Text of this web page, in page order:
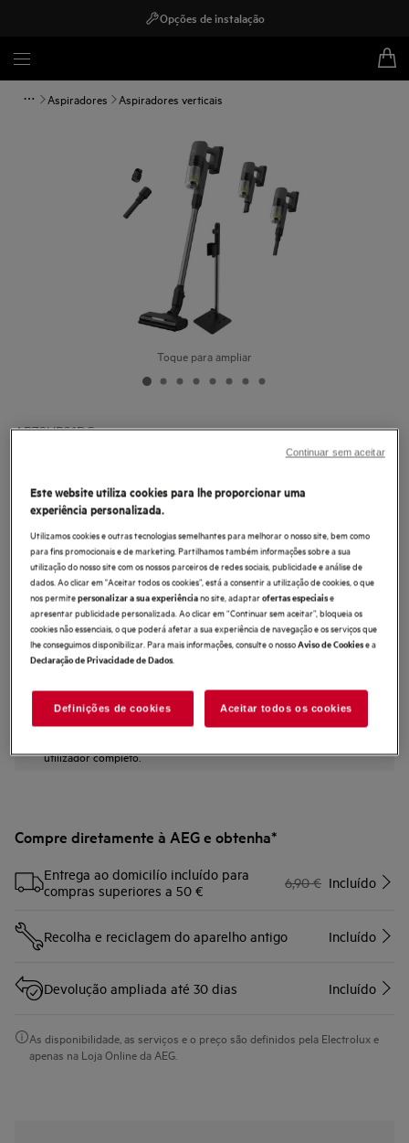
Opções de instalação
Aspiradores Aspiradores verticais
Toque para ampliar
AP72UB21DG
Aspirador vertical Série 7000 de 40
0 (0)
Benefícios
Potente, leve e versátil, tudo num só aparelho.
Leve. Potente. Sem esforço.
Mais potência, durante mais tempo*, com menos manutenção
As instruções e avisos de segurança de acordo com o
regulamento da UE 2023/988 estão listados no manual do
utilizador completo.
Compre diretamente à AEG e obtenha*
Entrega ao domicilío incluído para
compras superiores a 50 €
6,90 € Incluído
Recolha e reciclagem do aparelho antigo Incluído
Devolução ampliada até 30 dias Incluído
As disponibilidade, as serviços e o preço são definidos pela Electrolux e
apenas na Loja Online da AEG.
Este website utiliza cookies para lhe proporcionar uma
experiência personalizada.
Utilizamos cookies e outras tecnologias semelhantes para melhorar o nosso site, bem como
para fins promocionais e de marketing. Partilhamos também informações sobre a sua
utilização do nosso site com os nossos parceiros de redes sociais, publicidade e análise de
dados. Ao clicar em "Aceitar todos os cookies”, está a consentir a utilização de cookies, o que
nos permitepersonalizar a sua experiênciano site, adaptarofertas especiaise
apresentar publicidade personalizada. Ao clicar em “Continuar sem aceitar”, bloqueia os
cookies não essenciais, o que poderá afetar a sua experiência de navegação e os serviços que
lhe conseguimos disponibilizar. Para mais informações, consulte o nossoAviso de Cookiese a
Declaração de Privacidade de Dados.
Definições de cookies Aceitar todos os cookies
Continuar sem aceitar